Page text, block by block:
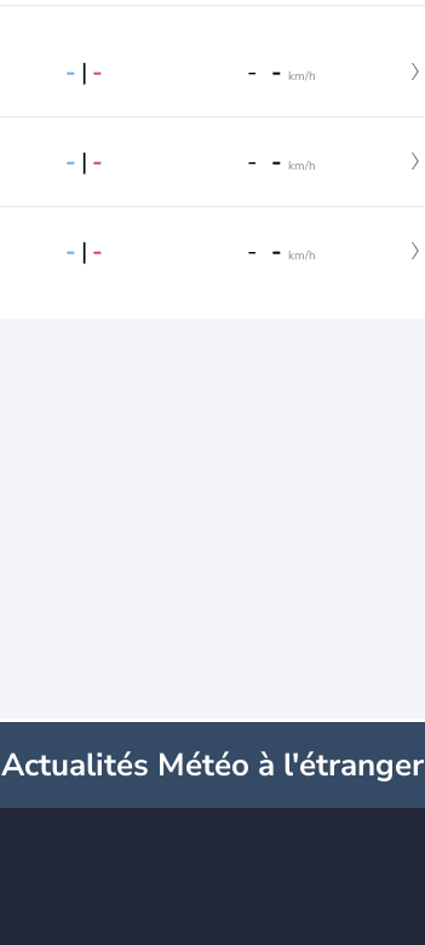
- | - - - km/h
- | - - - km/h
- | - - - km/h
Actualités Météo à l'étranger